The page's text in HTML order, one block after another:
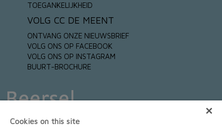
TOEGANKELIJKHEID
VOLG CC DE MEENT
ONTVANG ONZE NIEUWSBRIEF
VOLG ONS OP FACEBOOK
VOLG ONS OP INSTAGRAM
BUURT-BROCHURE
Cookies on this site